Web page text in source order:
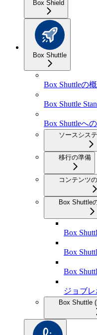
Box Shield
Box Shuttle
Box Shuttleの
Box Shuttle
Box Shuttleへ
ソースシス
移行の準備
コンテンツ
Box Shuttle
Box
Box
Box
ジョブ
Box Shuttle